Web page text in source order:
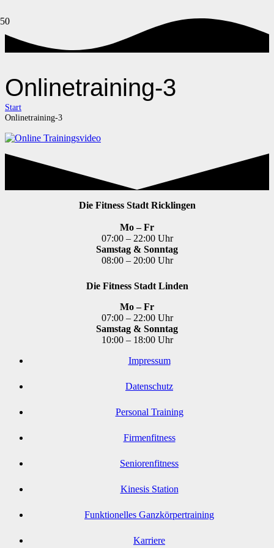
Onlinetraining-3
Start
Onlinetraining-3
Die Fitness Stadt Ricklingen
Mo – Fr
07:00 – 22:00 Uhr
Samstag & Sonntag
08:00 – 20:00 Uhr
Die Fitness Stadt Linden
Mo – Fr
07:00 – 22:00 Uhr
Samstag & Sonntag
10:00 – 18:00 Uhr
Impressum
Datenschutz
Personal Training
Firmenfitness
Seniorenfitness
Kinesis Station
Funktionelles Ganzkörpertraining
Karriere